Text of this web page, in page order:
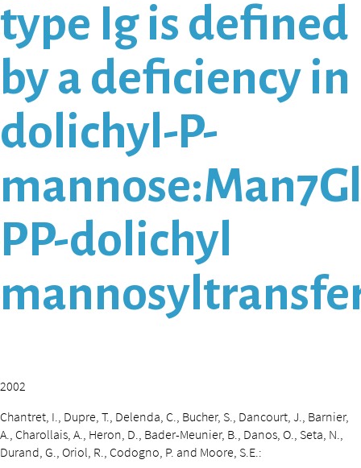
type Ig is defined
by a deficiency in
dolichyl-P-
PP-dolichyl
2002
Chantret, I., Dupre, T., Delenda, C., Bucher, S., Dancourt, J., Barnier,
A., Charollais, A., Heron, D., Bader-Meunier, B., Danos, O., Seta, N.,
Durand, G., Oriol, R., Codogno, P. and Moore, S.E.: